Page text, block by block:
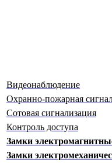
Видеонаблюдение
Охранно-пожарная
Сотовая сигнализация
Контроль доступа
Замки
Замки